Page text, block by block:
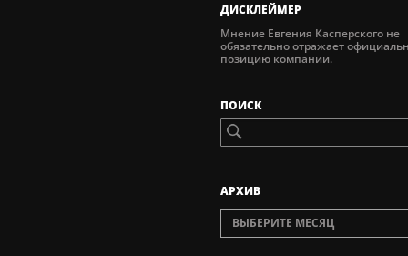
ДИСКЛЕЙМЕР
Мнение Евгения Касперского не
обязательно отражает
позицию компании.
ПОИСК
AРХИВ
ВЫБЕРИТЕ МЕСЯЦ